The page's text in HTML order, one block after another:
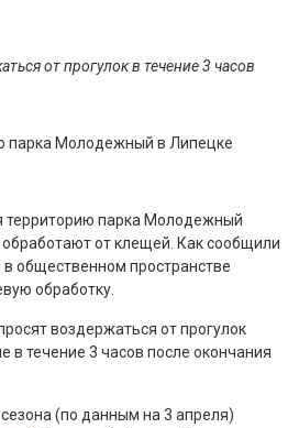
от прогулок в течение 3 часов
территорию парка Молодежный
от клещей. Как сообщили
в общественном пространстве
обработку.
воздержаться от прогулок
в течение 3 часов после окончания
(по данным на 3 апреля)